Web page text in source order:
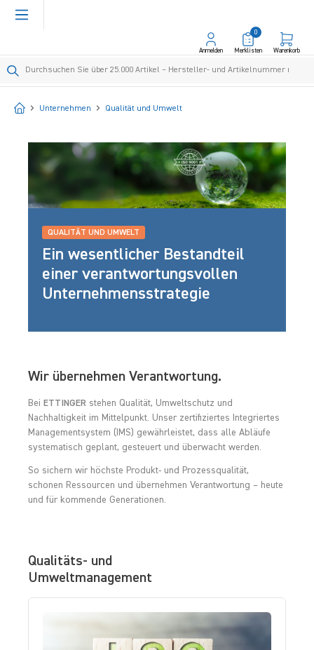
springen
Anmelden Merklisten
0
Warenkorb
Startseite
Unternehmen Qualität und Umwelt
QUALITÄT UND UMWELT
Ein wesentlicher Bestandteil
einer verantwortungsvollen
Unternehmensstrategie
Wir übernehmen Verantwortung.
Bei ETTINGER stehen Qualität, Umweltschutz und
Nachhaltigkeit im Mittelpunkt. Unser zertifiziertes Integriertes
Managementsystem (IMS) gewährleistet, dass alle Abläufe
systematisch geplant, gesteuert und überwacht werden.
So sichern wir höchste Produkt- und Prozessqualität,
schonen Ressourcen und übernehmen Verantwortung – heute
und für kommende Generationen.
Qualitäts- und
Umweltmanagement